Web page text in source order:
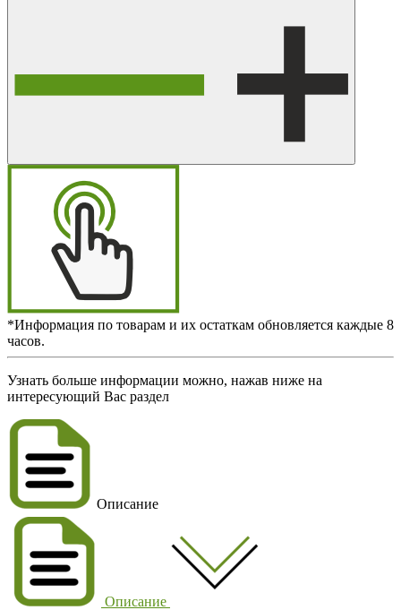
*Информация по товарам и их остаткам обновляется каждые 8
часов.
Узнать больше информации можно, нажав ниже на
интересующий Вас раздел
Описание
Описание